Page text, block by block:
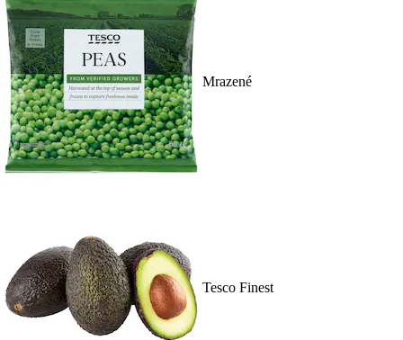
Mrazené
Tesco Finest